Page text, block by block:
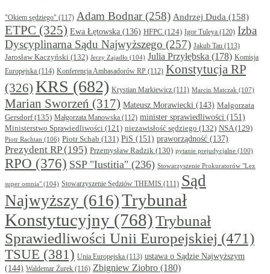
"Okiem sędziego" (117) Adam Bodnar(258) Andrzej Duda (158)
ETPC (325) Ewa Łętowska (136) HFPC (124) Igor Tuleya (120) Izba
Dyscyplinarna Sądu Najwyższego (257) Jakub Tau (113)
Jarosław Kaczyński (132) Jerzy Zajadło (104) Julia Przyłębska (178) Komisja
Europejska (114) Konferencja Ambasadorów RP (112) Konstytucja RP
(326) KRS (682) Krystian Markiewicz (111) Marcin Matczak (107)
Marian Sworzeń (317) Mateusz Morawiecki (143) Małgorzata
Gersdorf(135) Małgorzata Manowska (112) minister sprawiedliwości (151)
Ministerstwo Sprawiedliwości (121) niezawisłość sędziego (132) NSA(129)
Piotr Rachtan (106) Piotr Schab (131) PiS (151) praworządność (137)
Prezydent RP(195) Przemysław Radzik (130) pytanie prejudycjalne (100)
RPO (376) SSP "Iustitia" (236) Stowarzyszenie Prokuratorów "Lex
super omnia" (104) Stowarzyszenie Sędziów THEMIS (111) Sąd
Najwyższy (616)Trybunał
Konstytucyjny (768)Trybunał
Sprawiedliwości Unii Europejskiej (471)
TSUE (381) Unia Europejska (113) ustawa o Sądzie Najwyższym
(144) Waldemar Żurek (116) Zbigniew Ziobro (180)